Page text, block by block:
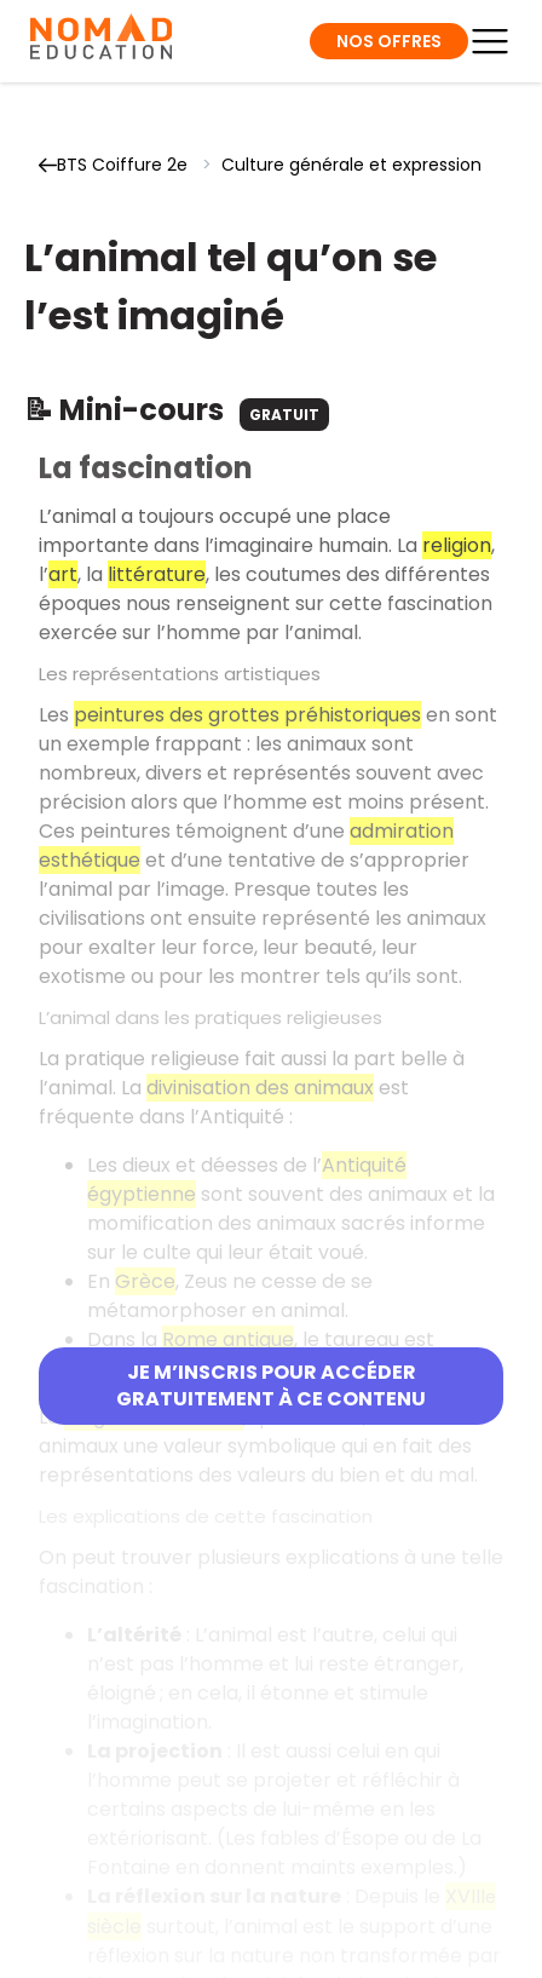
NOS OFFRES
BTS Coiffure 2e > Culture générale et expression
L’animal tel qu’on se
l’est imaginé
📝 Mini-cours GRATUIT
JE M’INSCRIS POUR ACCÉDER
GRATUITEMENT À CE CONTENU
La fascination
L’animal a toujours occupé une place
importante dans l’imaginaire humain. La religion,
l’art, la littérature, les coutumes des différentes
époques nous renseignent sur cette fascination
exercée sur l’homme par l’animal.
Les représentations artistiques
Les peintures des grottes préhistoriques en sont
un exemple frappant : les animaux sont
nombreux, divers et représentés souvent avec
précision alors que l’homme est moins présent.
Ces peintures témoignent d’une admiration
esthétique et d’une tentative de s’approprier
l’animal par l’image. Presque toutes les
civilisations ont ensuite représenté les animaux
pour exalter leur force, leur beauté, leur
exotisme ou pour les montrer tels qu’ils sont.
L’animal dans les pratiques religieuses
La pratique religieuse fait aussi la part belle à
l’animal. La divinisation des animaux est
fréquente dans l’Antiquité :
Les dieux et déesses de l’Antiquité
égyptienne sont souvent des animaux et la
momification des animaux sacrés informe
sur le culte qui leur était voué.
En Grèce, Zeus ne cesse de se
métamorphoser en animal.
Dans la Rome antique, le taureau est
important dans le culte voué à Mithra.
La
, quant à elle, attribue aux
animaux une valeur symbolique qui en fait des
représentations des valeurs du bien et du mal.